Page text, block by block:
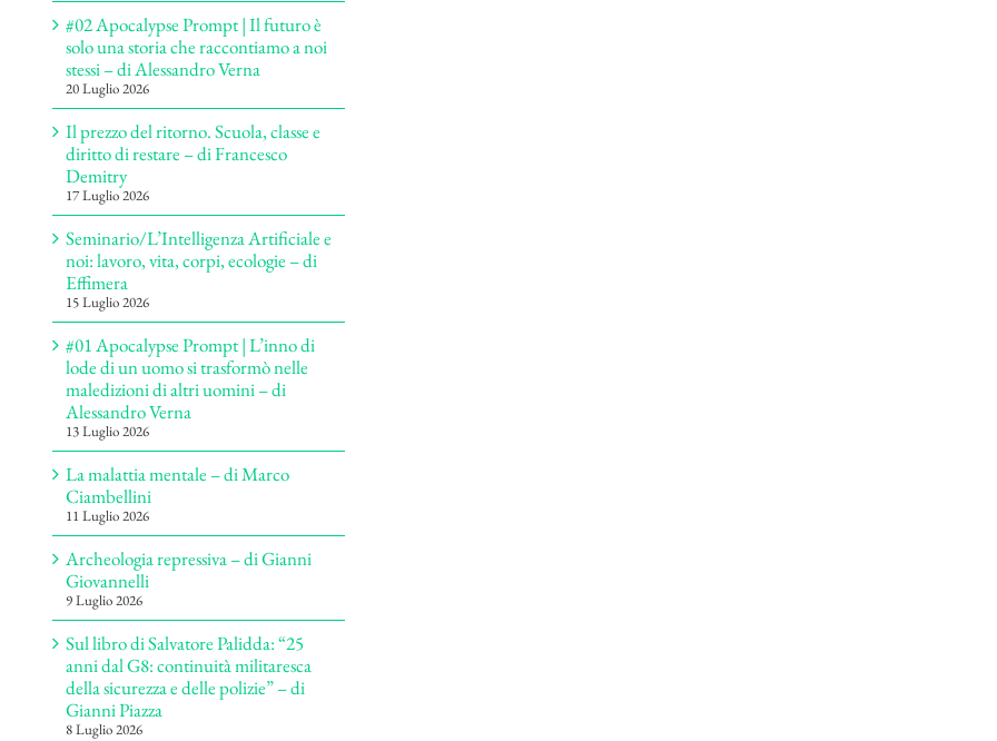
#02 Apocalypse Prompt | Il futuro è
solo una storia che raccontiamo a noi
stessi – di Alessandro Verna
20 Luglio 2026
Il prezzo del ritorno. Scuola, classe e
diritto di restare – di Francesco
Demitry
17 Luglio 2026
Seminario/L’Intelligenza Artificiale e
noi: lavoro, vita, corpi, ecologie – di
Effimera
15 Luglio 2026
#01 Apocalypse Prompt | L’inno di
lode di un uomo si trasformò nelle
maledizioni di altri uomini – di
Alessandro Verna
13 Luglio 2026
La malattia mentale – di Marco
Ciambellini
11 Luglio 2026
Archeologia repressiva – di Gianni
Giovannelli
9 Luglio 2026
Sul libro di Salvatore Palidda: “25
anni dal G8: continuità militaresca
della sicurezza e delle polizie” – di
Gianni Piazza
8 Luglio 2026